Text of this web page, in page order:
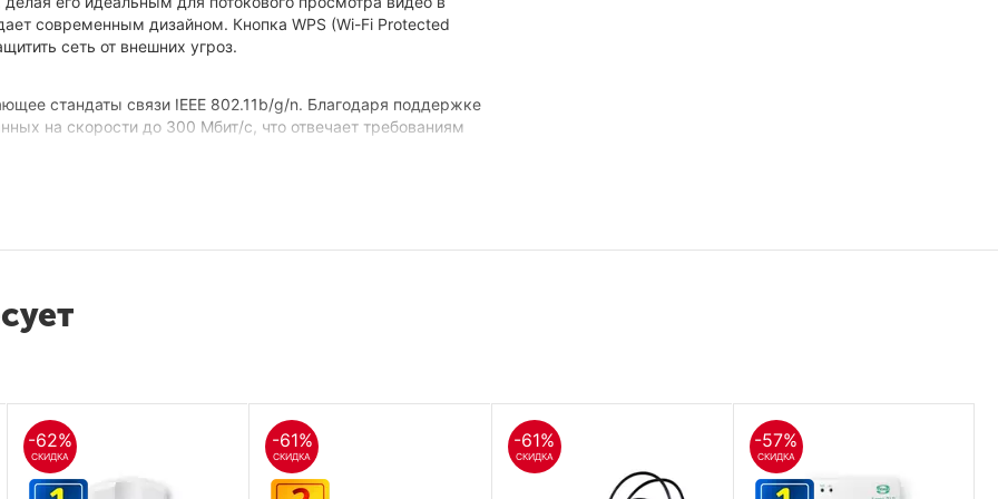
современным дизайном. Кнопка WPS (Wi-Fi Protected
сеть от внешних угроз.
стандаты связи IEEE 802.11b/g/n. Благодаря поддержке
на скорости до 300 Мбит/с, что отвечает требованиям
определять объём пропускной способности,
который позволит шаг за шагом произвести
-62%
СКИДКА
-61%
СКИДКА
-61%
СКИДКА
-57%
СКИДКА